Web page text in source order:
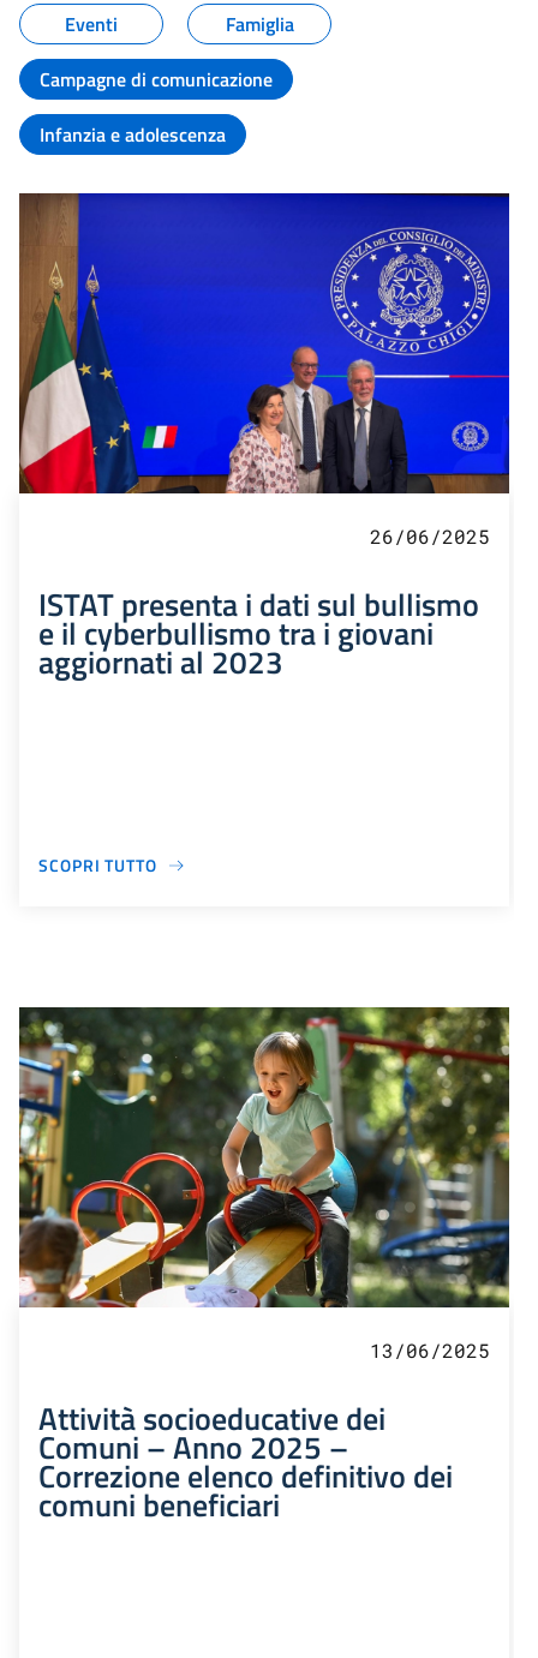
Eventi
Famiglia
Campagne di comunicazione
Infanzia e adolescenza
26/06/2025
ISTAT presenta i dati sul bullismo
e il cyberbullismo tra i giovani
aggiornati al 2023
SCOPRI TUTTO
13/06/2025
Attività socioeducative dei
Comuni – Anno 2025 –
Correzione elenco definitivo dei
comuni beneficiari